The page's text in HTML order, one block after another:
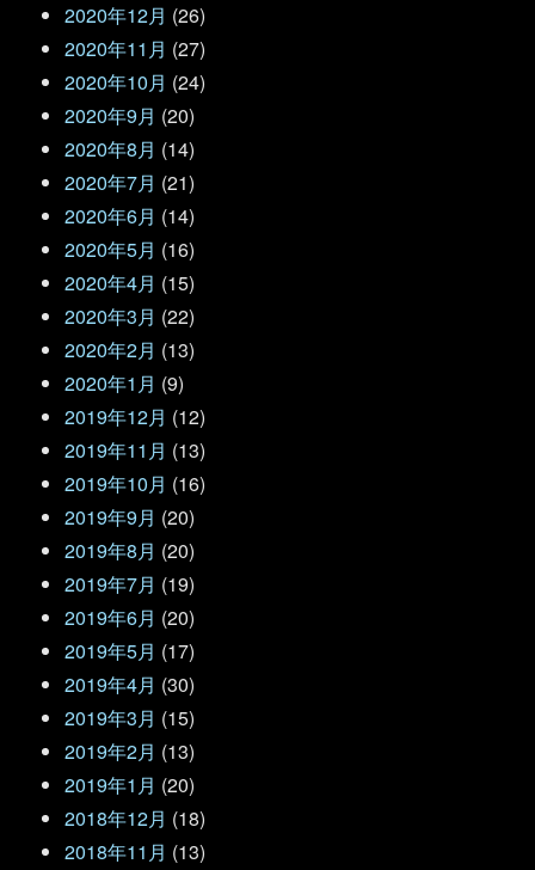
2020年12月 (26)
2020年11月 (27)
2020年10月 (24)
2020年9月 (20)
2020年8月 (14)
2020年7月 (21)
2020年6月 (14)
2020年5月 (16)
2020年4月 (15)
2020年3月 (22)
2020年2月 (13)
2020年1月 (9)
2019年12月 (12)
2019年11月 (13)
2019年10月 (16)
2019年9月 (20)
2019年8月 (20)
2019年7月 (19)
2019年6月 (20)
2019年5月 (17)
2019年4月 (30)
2019年3月 (15)
2019年2月 (13)
2019年1月 (20)
2018年12月 (18)
2018年11月 (13)